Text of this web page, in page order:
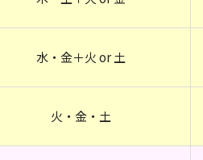
水・金＋火 or 土
火・金・土